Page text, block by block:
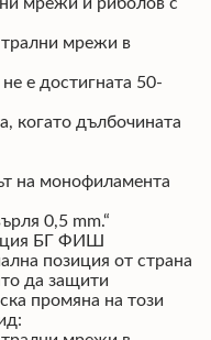
трални мрежи в
е достигната 50-
когато дълбочината
на монофиламента
0,5 mm.“
БГ ФИШ
позиция от страна
да защити
промяна на този